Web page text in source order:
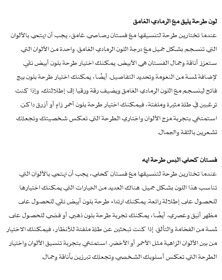
لون طرحة يليق مع الرمادي الغامق
عندما تختارين طرحة لتنسيقها مع فستان رصاصي غامق، يجب أن تهتمي بالألوان
التي تنسجم بشكل جميل مع درجة اللون الرمادي الغامق. واحدة من الألوان التي
ستعزز أناقة وجمال الفستان هي الأبيض. يمكنك اختيار طرحة بلون أبيض نقي
لإضافة لمسة من النعومة وتحديد التفاصيل. أيضًا، يمكنك اختيار طرحة بلون بيج
فاتح لينسجم مع اللون الرمادي الغامق ويضيف رقة ورقيا إلى إطلالتك. وإذا كنت
ترغبين في طلة مثيرة وملفتة، فيمكنك اختيار طرحة بلون أحمر زاهٍ أو أزرق داكن.
استمتعي بتجربة مزج الألوان واختاري الطرحة التي تعكس شخصيتك وتجعلك
تشعرين بالثقة والجمال.
فستان كحلي البس طرحة ايه
عندما تختارين طرحة لتنسيقها مع فستان كحلي، يجب أن تهتمي بالألوان التي
تناسب هذا اللون بشكل جميل. هناك العديد من الخيارات التي يمكنك اختيارها
للحصول على إطلالة رائعة. يمكنك ارتداء طرحة بلون أبيض نقي للحصول على
مظهر أنيق وعصري. أيضًا، يمكنك تجربة طرحة بلون ذهبي أو فضي للحصول على
لمسة من الفخامة والتألق. إذا كنت تبحثين عن طلة ملفتة للأنظار، فيمكنك الاختيار
من بين الألوان الزاهية مثل الأحمر أو الأخضر. استمتعي بتجربة تنسيق الألوان واختيار
الطرحة التي تعكس أسلوبك الشخصي وتجعلك تبرزين بأناقة وجمال.